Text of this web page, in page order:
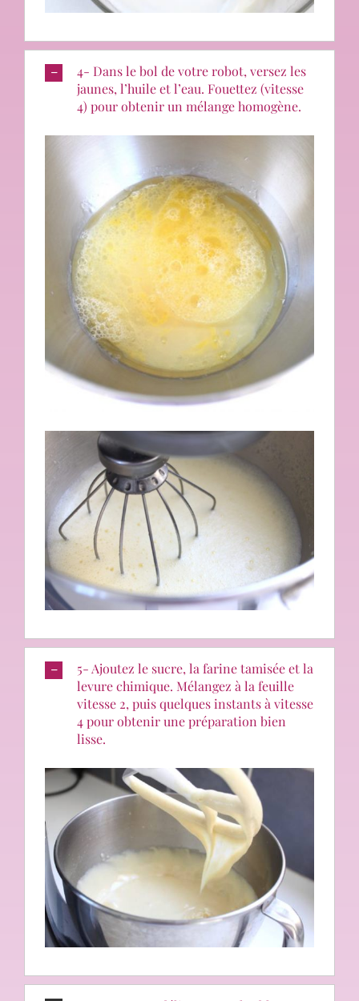
4- Dans le bol de votre robot, versez les
jaunes, l’huile et l’eau. Fouettez (vitesse
4) pour obtenir un mélange homogène.
5- Ajoutez le sucre, la farine tamisée et la
levure chimique. Mélangez à la feuille
vitesse 2, puis quelques instants à vitesse
4 pour obtenir une préparation bien
lisse.